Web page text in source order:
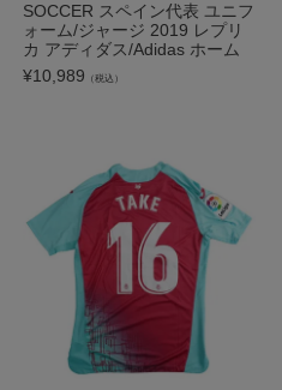
SOCCER スペイン代表 ユニフ
ォーム/ジャージ 2019 レプリ
カ アディダス/Adidas ホーム
¥10,989 （税込）